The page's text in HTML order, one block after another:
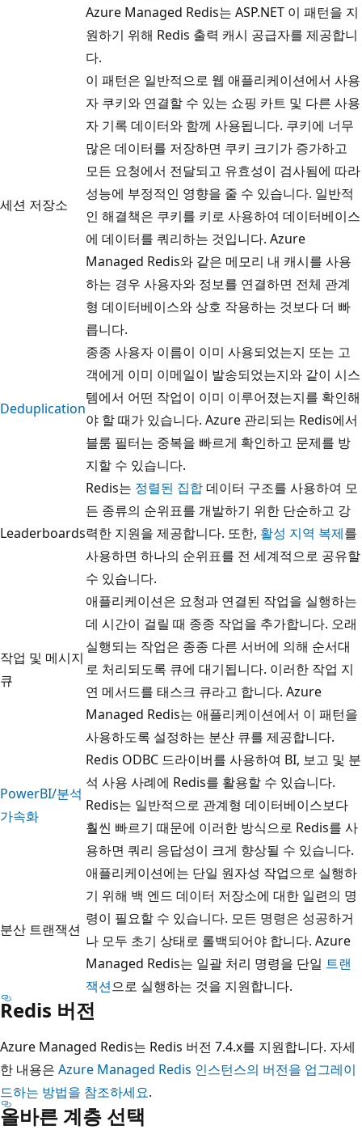
Azure Managed Redis는 ASP.NET 이 패턴을 지
원하기 위해 Redis 출력 캐시 공급자를 제공합니
다.
세션 저장소
이 패턴은 일반적으로 웹 애플리케이션에서 사용
자 쿠키와 연결할 수 있는 쇼핑 카트 및 다른 사용
자 기록 데이터와 함께 사용됩니다. 쿠키에 너무
많은 데이터를 저장하면 쿠키 크기가 증가하고
모든 요청에서 전달되고 유효성이 검사됨에 따라
성능에 부정적인 영향을 줄 수 있습니다. 일반적
인 해결책은 쿠키를 키로 사용하여 데이터베이스
에 데이터를 쿼리하는 것입니다. Azure
Managed Redis와 같은 메모리 내 캐시를 사용
하는 경우 사용자와 정보를 연결하면 전체 관계
형 데이터베이스와 상호 작용하는 것보다 더 빠
릅니다.
Deduplication
종종 사용자 이름이 이미 사용되었는지 또는 고
객에게 이미 이메일이 발송되었는지와 같이 시스
템에서 어떤 작업이 이미 이루어졌는지를 확인해
야 할 때가 있습니다. Azure 관리되는 Redis에서
블룸 필터는 중복을 빠르게 확인하고 문제를 방
지할 수 있습니다.
Leaderboards
Redis는 정렬된 집합데이터 구조를 사용하여 모
든 종류의 순위표를 개발하기 위한 단순하고 강
력한 지원을 제공합니다. 또한, 활성 지역 복제를
사용하면 하나의 순위표를 전 세계적으로 공유할
수 있습니다.
작업 및 메시지
큐
애플리케이션은 요청과 연결된 작업을 실행하는
데 시간이 걸릴 때 종종 작업을 추가합니다. 오래
실행되는 작업은 종종 다른 서버에 의해 순서대
로 처리되도록 큐에 대기됩니다. 이러한 작업 지
연 메서드를 태스크 큐라고 합니다. Azure
Managed Redis는 애플리케이션에서 이 패턴을
사용하도록 설정하는 분산 큐를 제공합니다.
PowerBI/분석
가속화
Redis ODBC 드라이버를 사용하여 BI, 보고 및 분
석 사용 사례에 Redis를 활용할 수 있습니다.
Redis는 일반적으로 관계형 데이터베이스보다
훨씬 빠르기 때문에 이러한 방식으로 Redis를 사
용하면 쿼리 응답성이 크게 향상될 수 있습니다.
분산 트랜잭션
애플리케이션에는 단일 원자성 작업으로 실행하
기 위해 백 엔드 데이터 저장소에 대한 일련의 명
령이 필요할 수 있습니다. 모든 명령은 성공하거
나 모두 초기 상태로 롤백되어야 합니다. Azure
Managed Redis는 일괄 처리 명령을 단일 트랜
잭션으로 실행하는 것을 지원합니다.
Redis 버전
Azure Managed Redis는 Redis 버전 7.4.x를 지원합니다. 자세
한 내용은 Azure Managed Redis 인스턴스의 버전을 업그레이
드하는 방법을 참조하세요.
올바른 계층 선택